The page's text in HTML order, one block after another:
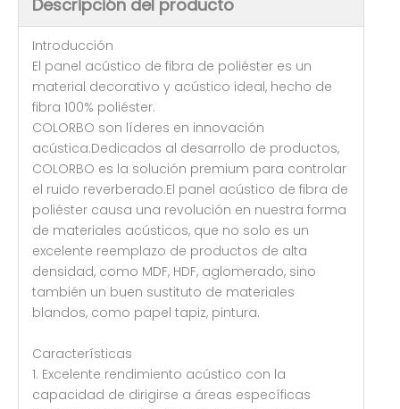
Descripción del producto
Introducción
El panel acústico de fibra de poliéster es un
material decorativo y acústico ideal, hecho de
fibra 100% poliéster.
COLORBO son líderes en innovación
acústica.Dedicados al desarrollo de productos,
COLORBO es la solución premium para controlar
el ruido reverberado.El panel acústico de fibra de
poliéster causa una revolución en nuestra forma
de materiales acústicos, que no solo es un
excelente reemplazo de productos de alta
densidad, como MDF, HDF, aglomerado, sino
también un buen sustituto de materiales
blandos, como papel tapiz, pintura.
Características
1. Excelente rendimiento acústico con la
capacidad de dirigirse a áreas específicas